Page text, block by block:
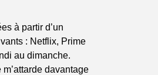
à partir d’un
: Netflix, Prime
au dimanche.
davantage